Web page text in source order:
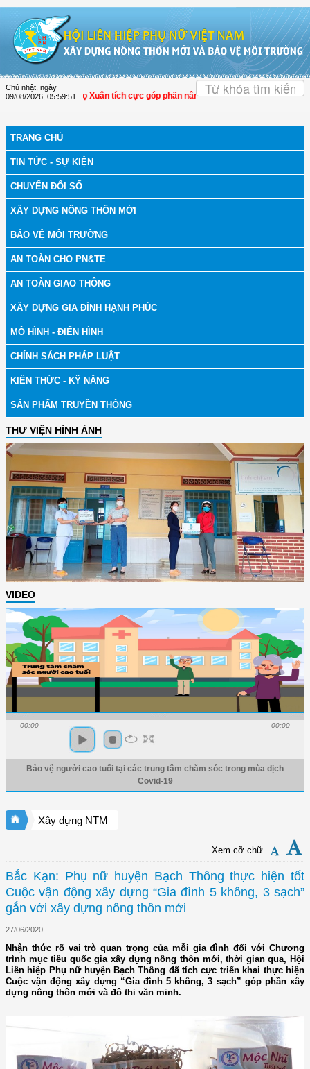
Chủ nhật, ngày
09/08/2026 05:59:52
Hội LHPN Thọ Xuân tích cực góp phần nâng cao tỷ lệ người dân tham gia
TRANG CHỦ
TIN TỨC - SỰ KIỆN
CHUYỂN ĐỔI SỐ
XÂY DỰNG NÔNG THÔN MỚI
BẢO VỆ MÔI TRƯỜNG
AN TOÀN CHO PN&TE
AN TOÀN GIAO THÔNG
XÂY DỰNG GIA ĐÌNH HẠNH PHÚC
MÔ HÌNH - ĐIỂN HÌNH
CHÍNH SÁCH PHÁP LUẬT
KIẾN THỨC - KỸ NĂNG
SẢN PHẨM TRUYỀN THÔNG
THƯ VIỆN HÌNH ẢNH
VIDEO
00:00 00:00
Bảo vệ người cao tuổi tại các trung tâm chăm sóc trong mùa dịch
Covid-19
Xây dựng NTM
Xem cỡ chữ
Bắc Kạn: Phụ nữ huyện Bạch Thông thực hiện tốt
Cuộc vận động xây dựng “Gia đình 5 không, 3 sạch”
gắn với xây dựng nông thôn mới
27/06/2020
Nhận thức rõ vai trò quan trọng của mỗi gia đình đối với Chương
trình mục tiêu quốc gia xây dựng nông thôn mới, thời gian qua, Hội
Liên hiệp Phụ nữ huyện Bạch Thông đã tích cực triển khai thực hiện
Cuộc vận động xây dựng “Gia đình 5 không, 3 sạch” góp phần xây
dựng nông thôn mới và đô thi văn minh.
OK